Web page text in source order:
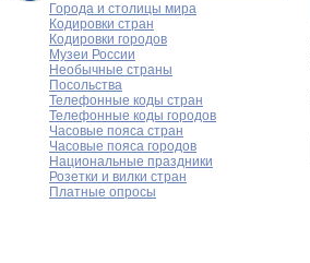
Города и столицы мира
Кодировки стран
Кодировки городов
Музеи России
Необычные страны
Посольства
Телефонные коды стран
Телефонные коды городов
Часовые пояса стран
Часовые пояса городов
Национальные праздники
Розетки и вилки стран
Платные опросы